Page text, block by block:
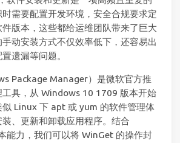
需要配置开发环境，安全合规要求定
版本，这些都给运维团队带来了巨大
动安装方式不仅效率低下，还容易出
遗漏等问题。
Package Manager）是微软官方推
工具，从 Windows 10 1709 版本开始
似 Linux 下 apt 或 yum 的软件管理体
、更新和卸载应用程序。结合
能力，我们可以将 WinGet 的操作封